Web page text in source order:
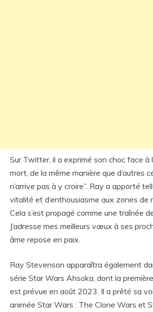
Sur Twitter, il a exprimé son choc face à
mort, de la même manière que d’autres
n’arrive pas à y croire”. Ray a apporté
vitalité et d’enthousiasme aux zones de
Cela s’est propagé comme une traînée
J’adresse mes meilleurs vœux à ses
âme repose en paix.
Ray Stevenson apparaîtra également
série Star Wars Ahsoka, dont la
est prévue en août 2023. Il a prêté sa
animée Star Wars : The Clone Wars et